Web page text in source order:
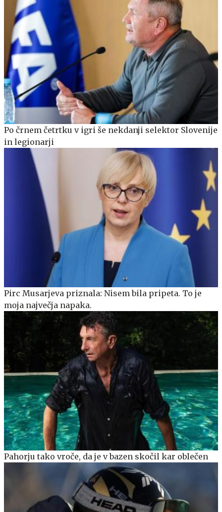
Po črnem četrtku v igri še nekdanji selektor Slovenije
in legionarji
Pirc Musarjeva priznala: Nisem bila pripeta. To je
moja največja napaka.
Pahorju tako vroče, da je v bazen skočil kar oblečen